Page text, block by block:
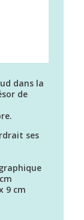
dans la
de
ses
9 cm